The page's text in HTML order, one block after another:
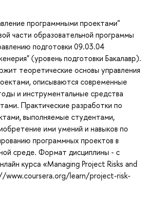
программными проектами"
части образовательной программы
подготовки 09.03.04
(уровень подготовки Бакалавр).
теоретические основы управления
описываются современные
и инструментальные средства
Практические разработки по
выполняемые студентами,
ими умений и навыков по
программных проектов в
среде. Формат дисциплины - с
курса «Managing Project Risks and
learn/project-risk-